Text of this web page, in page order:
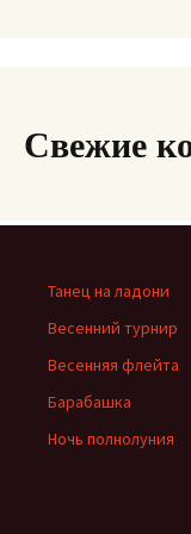
Свежие
Танец на ладони
Весенний турнир
Весенняя флейта
Барабашка
Ночь полнолуния